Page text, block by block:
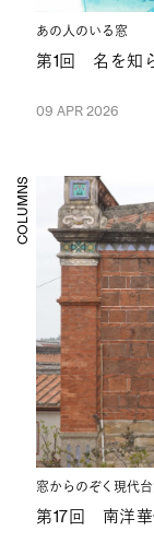
あの人のいる窓
第1回 名を知
09 APR 2026
COLUMNS
窓からのぞく現代
第17回 南洋